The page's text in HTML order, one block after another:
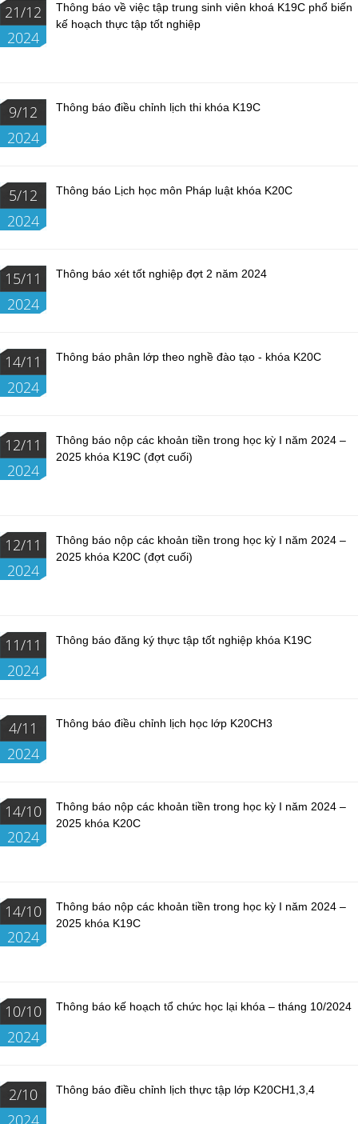
21/12
2024
Thông báo về việc tập trung sinh viên khoá K19C phổ biến
kế hoạch thực tập tốt nghiệp
9/12
2024
Thông báo điều chỉnh lịch thi khóa K19C
5/12
2024
Thông báo Lịch học môn Pháp luật khóa K20C
15/11
2024
Thông báo xét tốt nghiệp đợt 2 năm 2024
14/11
2024
Thông báo phân lớp theo nghề đào tạo - khóa K20C
12/11
2024
Thông báo nộp các khoản tiền trong học kỳ I năm 2024 –
2025 khóa K19C (đợt cuối)
12/11
2024
Thông báo nộp các khoản tiền trong học kỳ I năm 2024 –
2025 khóa K20C (đợt cuối)
11/11
2024
Thông báo đăng ký thực tập tốt nghiệp khóa K19C
4/11
2024
Thông báo điều chỉnh lịch học lớp K20CH3
14/10
2024
Thông báo nộp các khoản tiền trong học kỳ I năm 2024 –
2025 khóa K20C
14/10
2024
Thông báo nộp các khoản tiền trong học kỳ I năm 2024 –
2025 khóa K19C
10/10
2024
Thông báo kế hoạch tổ chức học lại khóa – tháng 10/2024
2/10
Thông báo điều chỉnh lịch thực tập lớp K20CH1,3,4